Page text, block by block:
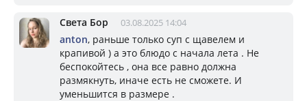
Света Бор 03.08.2025 14:04
anton, раньше только суп с щавелем и
крапивой ) а это блюдо с начала лета . Не
беспокойтесь , она все равно должна
размякнуть, иначе есть не сможете. И
уменьшится в размере .